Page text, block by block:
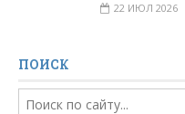
22 ИЮЛ 2026
ПОИСК